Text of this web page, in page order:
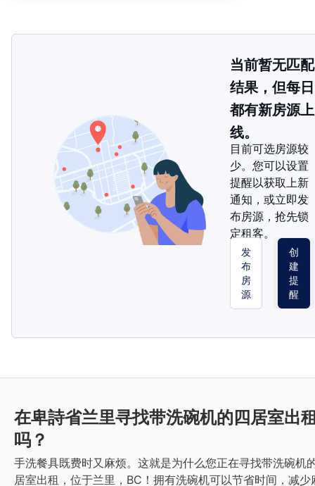
当前暂无匹配
结果，但每日
都有新房源上
线。
目前可选房源较
少。您可以设置
提醒以获取上新
通知，或立即发
布房源，抢先锁
定租客。
发
布
房
源
创
建
提
醒
在卑詩省兰里寻找带洗碗机的四居室出
吗？
手洗餐具既费时又麻烦。这就是为什么您正在寻找带洗碗机
居室出租，位于兰里，BC！拥有洗碗机可以节省时间，减少